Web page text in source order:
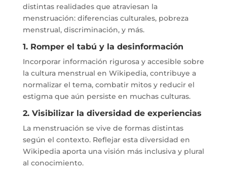
distintas realidades que atraviesan la
menstruación: diferencias culturales, pobreza
menstrual, discriminación, y más.
1. Romper el tabú y la desinformación
Incorporar información rigurosa y accesible sobre
la cultura menstrual en Wikipedia, contribuye a
normalizar el tema, combatir mitos y reducir el
estigma que aún persiste en muchas culturas.
2. Visibilizar la diversidad de experiencias
La menstruación se vive de formas distintas
según el contexto. Reflejar esta diversidad en
Wikipedia aporta una visión más inclusiva y plural
al conocimiento.